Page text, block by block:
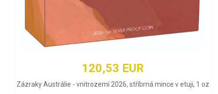
120,53 EUR
Zázraky Austrálie - vnitrozemí 2026, stříbrná mince v etuji, 1 oz